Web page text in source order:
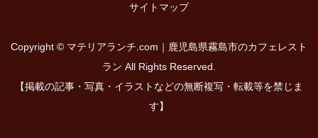
サイトマップ
Copyright © マテリアランチ.com｜鹿児島県霧島市のカフェレスト
ラン All Rights Reserved.
【掲載の記事・写真・イラストなどの無断複写・転載等を禁じま
す】